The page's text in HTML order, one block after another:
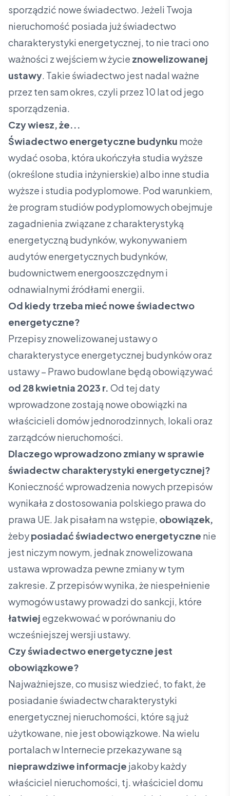
sporządzić nowe świadectwo. Jeżeli Twoja
nieruchomość posiada już świadectwo
charakterystyki energetycznej, to nie traci ono
ważności z wejściem w życie znowelizowanej
ustawy. Takie świadectwo jest nadal ważne
przez ten sam okres, czyli przez 10 lat od jego
sporządzenia.
Czy wiesz, że...
Świadectwo energetyczne budynku może
wydać osoba, która ukończyła studia wyższe
(określone studia inżynierskie) albo inne studia
wyższe i studia podyplomowe. Pod warunkiem,
że program studiów podyplomowych obejmuje
zagadnienia związane z charakterystyką
energetyczną budynków, wykonywaniem
audytów energetycznych budynków,
budownictwem energooszczędnym i
odnawialnymi źródłami energii.
Od kiedy trzeba mieć nowe świadectwo
energetyczne?
Przepisy znowelizowanej ustawy o
charakterystyce energetycznej budynków oraz
ustawy – Prawo budowlane będą obowiązywać
od 28 kwietnia 2023 r. Od tej daty
wprowadzone zostają nowe obowiązki na
właścicieli domów jednorodzinnych, lokali oraz
zarządców nieruchomości.
Dlaczego wprowadzono zmiany w sprawie
świadectw charakterystyki energetycznej?
Konieczność wprowadzenia nowych przepisów
wynikała z dostosowania polskiego prawa do
prawa UE. Jak pisałam na wstępie, obowiązek,
żebyposiadać świadectwo energetyczne nie
jest niczym nowym, jednak znowelizowana
ustawa wprowadza pewne zmiany w tym
zakresie. Z przepisów wynika, że niespełnienie
wymogów ustawy prowadzi do sankcji, które
łatwiej egzekwować w porównaniu do
wcześniejszej wersji ustawy.
Czy świadectwo energetyczne jest
obowiązkowe?
Najważniejsze, co musisz wiedzieć, to fakt, że
posiadanie świadectw charakterystyki
energetycznej nieruchomości, które są już
użytkowane, nie jest obowiązkowe. Na wielu
portalach w Internecie przekazywane są
nieprawdziwe informacje jakoby każdy
właściciel nieruchomości, tj. właściciel domu